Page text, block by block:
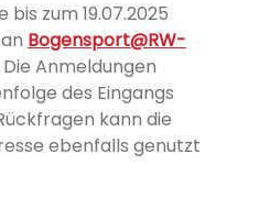
zum 19.07.2025
Bogensport@RW-
Die Anmeldungen
des Eingangs
kann die
ebenfalls genutzt